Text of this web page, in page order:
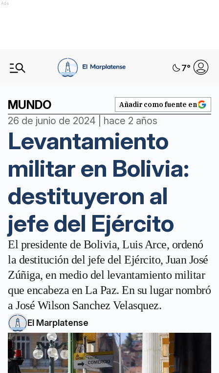
Ads
7°
MUNDO Añadir como fuente en
26 de junio de 2024 | hace 2 años
Levantamiento
militar en Bolivia:
destituyeron al
jefe del Ejército
El presidente de Bolivia, Luis Arce, ordenó
la destitución del jefe del Ejército, Juan José
Zúñiga, en medio del levantamiento militar
que encabeza en La Paz. En su lugar nombró
a José Wilson Sanchez Velasquez.
El Marplatense